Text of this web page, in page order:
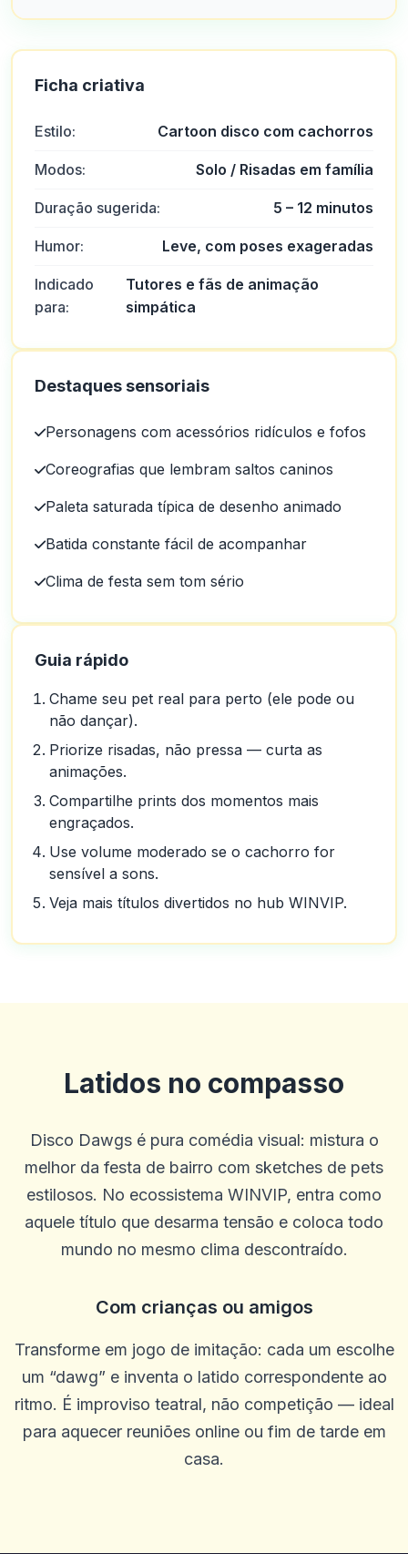
Ficha criativa
Estilo: Cartoon disco com cachorros
Modos: Solo / Risadas em família
Duração sugerida: 5 – 12 minutos
Humor: Leve, com poses exageradas
Indicado
para:
Tutores e fãs de animação
simpática
Destaques sensoriais
Personagens com acessórios ridículos e fofos
Coreografias que lembram saltos caninos
Paleta saturada típica de desenho animado
Batida constante fácil de acompanhar
Clima de festa sem tom sério
Guia rápido
Chame seu pet real para perto (ele pode ou
não dançar).
Priorize risadas, não pressa — curta as
animações.
Compartilhe prints dos momentos mais
engraçados.
Use volume moderado se o cachorro for
sensível a sons.
Veja mais títulos divertidos no hub WINVIP.
Latidos no compasso
Disco Dawgs é pura comédia visual: mistura o
melhor da festa de bairro com sketches de pets
estilosos. No ecossistema WINVIP, entra como
aquele título que desarma tensão e coloca todo
mundo no mesmo clima descontraído.
Com crianças ou amigos
Transforme em jogo de imitação: cada um escolhe
um “dawg” e inventa o latido correspondente ao
ritmo. É improviso teatral, não competição — ideal
para aquecer reuniões online ou fim de tarde em
casa.
Kameron Bacon
suporte geralmente é rápido, às vezes pode ser lento, mas a
persistência compensa. Sou leal ao solo há 5 anos
0 0
R
Randy Cha
2025-10-15 07:14:12
Bom tempo para passar
0 0